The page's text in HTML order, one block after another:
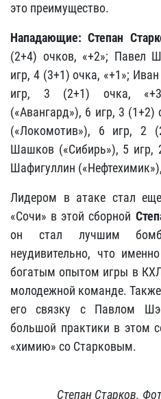
это преимущество.
Нападающие: Степан
(2+4) очков, «+2»; Павел
игр, 4 (3+1) очка, «+1»;
игр, 3 (2+1) очка,
(«Авангард»), 6 игр, 3 (1+2)
(«Локомотив»), 6 игр, 2
Шашков («Сибирь»), 5 игр,
Шафигуллин
Лидером в атаке стал
«Сочи» в этой сборной
он стал лучшим
неудивительно, что
богатым опытом игры в
молодежной команде.
его связку с Павлом
большой практики в этом
«химию» со Старковым.
Степан Старков.